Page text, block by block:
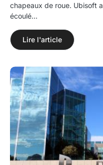
chapeaux de roue. Ubisoft
écoulé…
Lire l'article